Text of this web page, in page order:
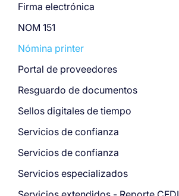
Firma electrónica
NOM 151
Nómina printer
Portal de proveedores
Resguardo de documentos
Sellos digitales de tiempo
Servicios de confianza
Servicios de confianza
Servicios especializados